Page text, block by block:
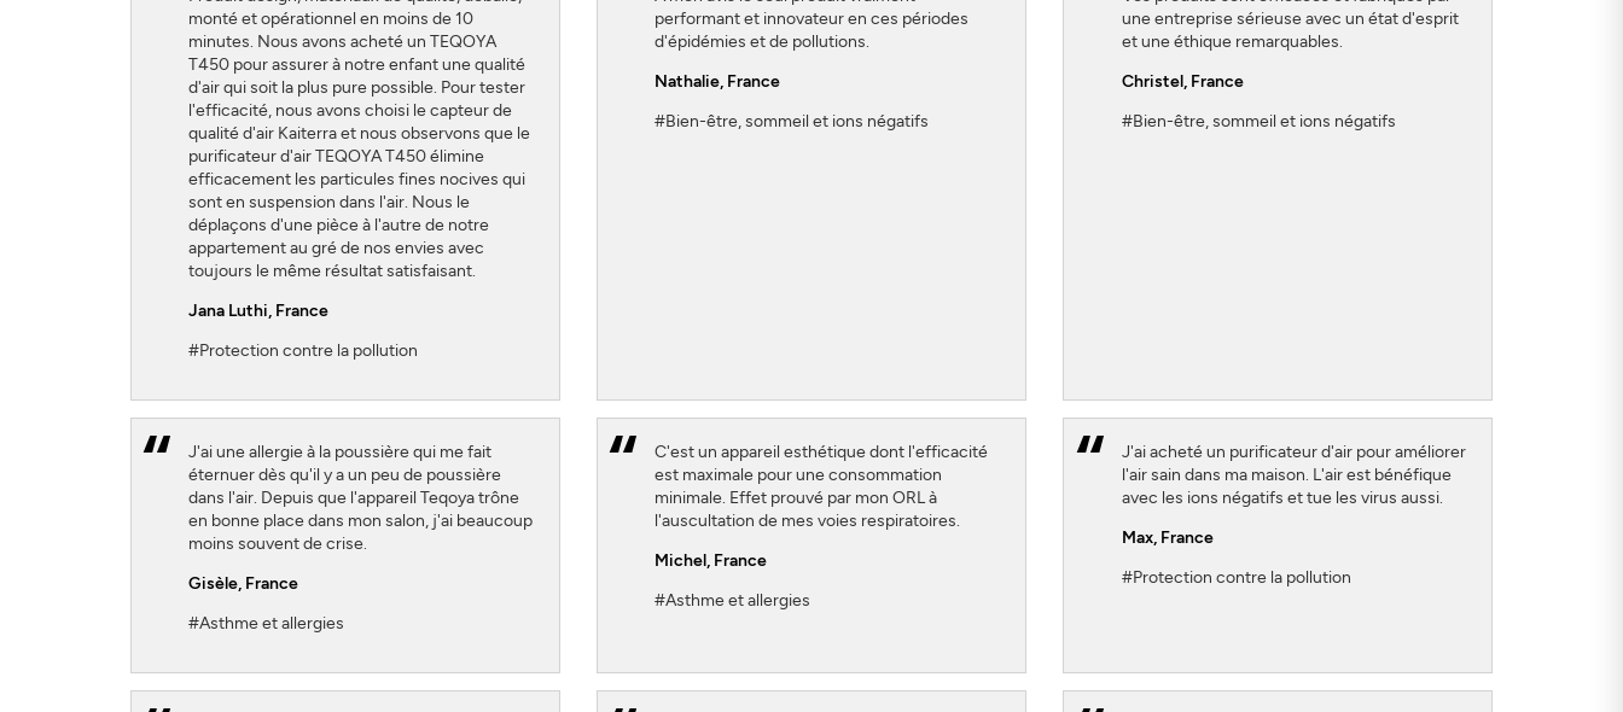
monté et opérationnel en moins de 10
minutes. Nous avons acheté un TEQOYA
T450 pour assurer à notre enfant une qualité
d'air qui soit la plus pure possible. Pour tester
l'efficacité, nous avons choisi le capteur de
qualité d'air Kaiterra et nous observons que le
purificateur d'air TEQOYA T450 élimine
efficacement les particules fines nocives qui
sont en suspension dans l'air. Nous le
déplaçons d'une pièce à l'autre de notre
appartement au gré de nos envies avec
toujours le même résultat satisfaisant.
Jana Luthi, France
#Protection contre la pollution
performant et innovateur en ces périodes
d'épidémies et de pollutions.
Nathalie, France
#Bien-être, sommeil et ions négatifs
une entreprise sérieuse avec un état d'esprit
et une éthique remarquables.
Christel, France
#Bien-être, sommeil et ions négatifs
J'ai une allergie à la poussière qui me fait
éternuer dès qu'il y a un peu de poussière
dans l'air. Depuis que l'appareil Teqoya trône
en bonne place dans mon salon, j'ai beaucoup
moins souvent de crise.
Gisèle, France
#Asthme et allergies
C'est un appareil esthétique dont l'efficacité
est maximale pour une consommation
minimale. Effet prouvé par mon ORL à
l'auscultation de mes voies respiratoires.
Michel, France
#Asthme et allergies
J'ai acheté un purificateur d'air pour améliorer
l'air sain dans ma maison. L'air est bénéfique
avec les ions négatifs et tue les virus aussi.
Max, France
#Protection contre la pollution